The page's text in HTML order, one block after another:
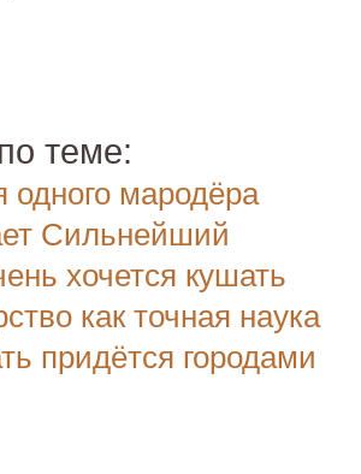
теме:
одного мародёра
Сильнейший
хочется кушать
как точная наука
придётся городами